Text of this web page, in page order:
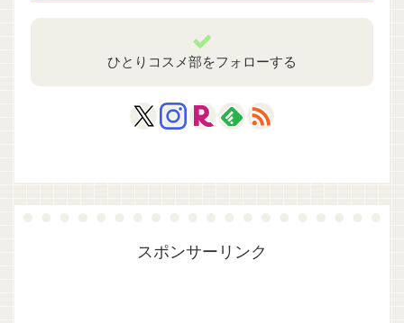
ひとりコスメ部をフォローする
スポンサーリンク